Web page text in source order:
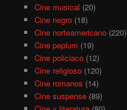
Cine musical (20)
Cine negro(18)
Cine norteamericano(220)
Cine peplum (19)
Cine policiaco(12)
Cine religioso(120)
Cine romanos (14)
Cine suspense(89)